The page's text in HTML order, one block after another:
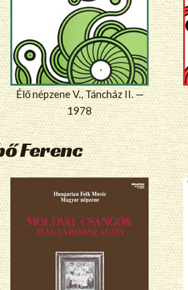
Élő népzene V., Táncház II. —
1978
Ferenc